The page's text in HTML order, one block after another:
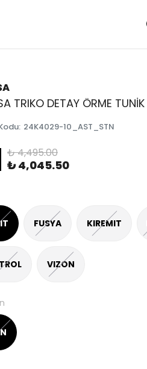
TRIKO DETAY ÖRME TUNİK
: 24K4029-10_AST_STN
₺ 4,495.00
₺ 4,045.50
FUSYA KIREMIT
VIZON